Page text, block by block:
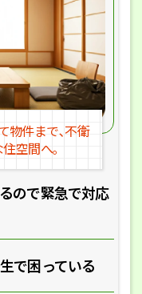
ので緊急で対応
で困っている
物件まで､不衛
空間へ｡